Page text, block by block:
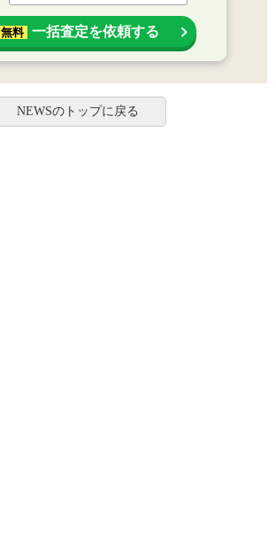
無料 一括査定を依頼する
NEWSのトップに戻る